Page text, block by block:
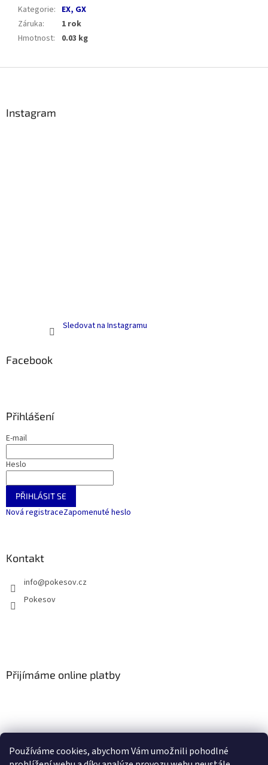
Používáme cookies, abychom Vám umožnili pohodlné
Kategorie: EX, GX
Záruka:
1 rok
Hmotnost: 0.03 kg
Instagram
Sledovat na Instagramu
Facebook
Přihlášení
E-mail
Heslo
PŘIHLÁSIT SE
Nová registraceZapomenuté heslo
Kontakt
info@pokesov.cz
Pokesov
Přijímáme online platby
SLOVNÍČEK POJMŮ